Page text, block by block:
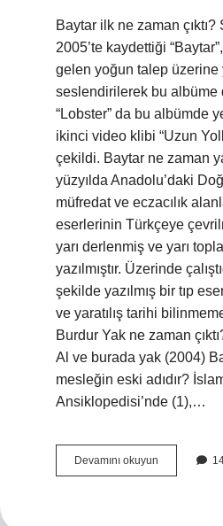
Baytar ilk ne zaman
2005’te kaydettiği
gelen yoğun talep üzerine
seslendirilerek bu albüme
“Lobster” da bu albümde
ikinci video klibi “Uzun
çekildi. Baytar ne zaman
yüzyılda Anadolu’daki
müfredat ve eczacılık
eserlerinin Türkçeye
yarı derlenmiş ve yarı
yazılmıştır. Üzerinde
şekilde yazılmış bir tıp
ve yaratılış tarihi
Burdur Yak ne zaman
Al ve burada yak (2004)
mesleğin eski adıdır?
Ansiklopedisi’nde (1),…
Devamını okuyun
Ne